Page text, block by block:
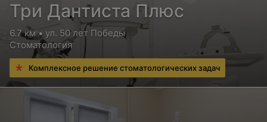
Три Дантиста Плюс
6.7 км • ул. 50 лет Победы
Стоматология
Комплексное решение стоматологических задач